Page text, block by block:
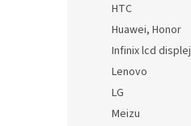
HTC
Huawei, Honor
Infinix lcd displej
Lenovo
LG
Meizu